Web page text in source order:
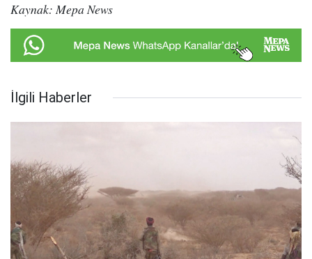
Kaynak: Mepa News
İlgili Haberler